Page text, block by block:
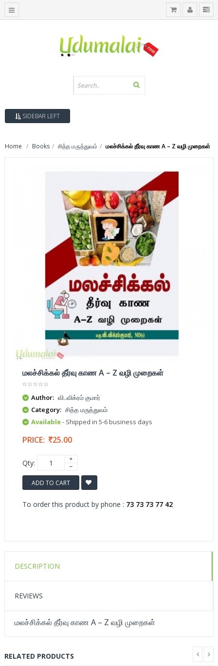
SIDEBAR LEFT
Home Books சித்த மருத்துவம் மலச்சிக்கல் தீர்வு காண A – Z வழி முறைகள்
மலச்சிக்கல் தீர்வு காண A – Z வழி முறைகள்
Author: வி..விக்ரம் குமார்
Category: சித்த மருத்துவம்
Available- Shipped in 5-6 business days
PRICE: 25.00
Qty:
ADD TO CART
To order this product by phone : 73 73 73 77 42
DESCRIPTION
REVIEWS
மலச்சிக்கல் தீர்வு காண A – Z வழி முறைகள்
RELATED PRODUCTS